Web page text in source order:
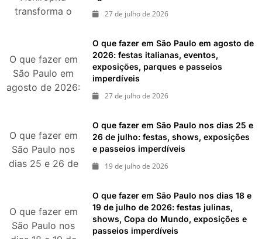
transforma o
durante agosto
de 2026
27 de julho de 2026
O que fazer em
São Paulo em
agosto de 2026:
exposições,
parques e
passeios
O que fazer em São Paulo em agosto de
2026: festas italianas, eventos,
exposições, parques e passeios
imperdíveis
27 de julho de 2026
O que fazer em
São Paulo nos
dias 25 e 26 de
exposições e
passeios
imperdíveis
O que fazer em São Paulo nos dias 25 e
26 de julho: festas, shows, exposições
e passeios imperdíveis
19 de julho de 2026
O que fazer em
São Paulo nos
O que fazer em São Paulo nos dias 18 e
19 de julho de 2026: festas julinas,
shows, Copa do Mundo, exposições e
passeios imperdíveis